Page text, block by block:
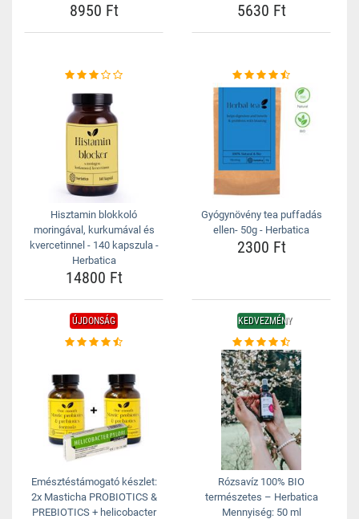
8950 Ft 5630 Ft
Hisztamin blokkoló
moringával, kurkumával és
kvercetinnel - 140 kapszula -
Herbatica
14800 Ft
Gyógynövény tea puffadás
ellen- 50g - Herbatica
2300 Ft
ÚJDONSÁG
Emésztéstámogató készlet:
2x Masticha PROBIOTICS &
PREBIOTICS + helicobacter
KEDVEZMÉNY
Rózsavíz 100% BIO
természetes – Herbatica
Mennyiség: 50 ml